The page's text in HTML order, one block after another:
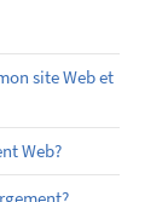
site Web et
Web?